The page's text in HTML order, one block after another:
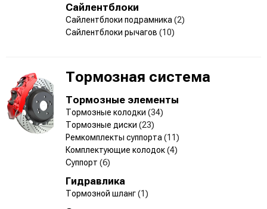
Сайлентблоки
Сайлентблоки подрамника (2)
Сайлентблоки рычагов (10)
Тормозная система
Тормозные элементы
Тормозные колодки (34)
Тормозные диски (23)
Ремкомплекты суппорта (11)
Комплектующие колодок(4)
Суппорт (6)
Гидравлика
Тормозной шланг(1)